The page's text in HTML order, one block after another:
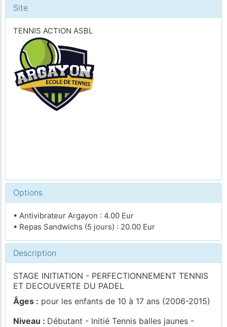
Site
TENNIS ACTION ASBL
Options
• Antivibrateur Argayon : 4.00 Eur
• Repas Sandwichs (5 jours) : 20.00 Eur
Description
STAGE INITIATION - PERFECTIONNEMENT TENNIS
ET DECOUVERTE DU PADEL
Âges : pour les enfants de 10 à 17 ans (2006-2015)
Niveau : Débutant - Initié Tennis balles jaunes -